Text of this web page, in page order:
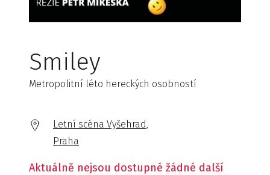
Smiley
Metropolitní léto hereckých osobností
Letní scéna Vyšehrad,
Praha
Aktuálně nejsou dostupné žádné další